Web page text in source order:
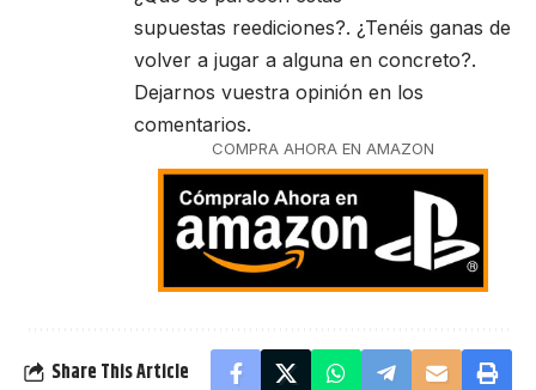
supuestas reediciones?. ¿Tenéis ganas de
volver a jugar a alguna en concreto?.
Dejarnos vuestra opinión en los
comentarios.
COMPRA AHORA EN AMAZON
Share This Article